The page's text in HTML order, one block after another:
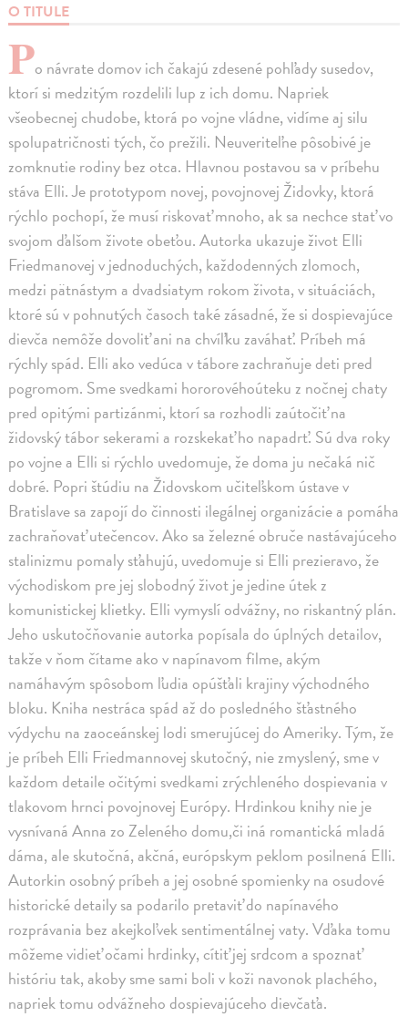
O TITULE
Po návrate domov ich čakajú zdesené pohľady susedov,
ktorí si medzitým rozdelili lup z ich domu. Napriek
všeobecnej chudobe, ktorá po vojne vládne, vidíme aj silu
spolupatričnosti tých, čo prežili. Neuveriteľne pôsobivé je
zomknutie rodiny bez otca. Hlavnou postavou sa v príbehu
stáva Elli. Je prototypom novej, povojnovej Židovky, ktorá
rýchlo pochopí, že musí riskovať mnoho, ak sa nechce stať vo
svojom ďalšom živote obeťou. Autorka ukazuje život Elli
Friedmanovej v jednoduchých, každodenných zlomoch,
medzi pätnástym a dvadsiatym rokom života, v situáciách,
ktoré sú v pohnutých časoch také zásadné, že si dospievajúce
dievča nemôže dovoliť ani na chvíľku zaváhať. Príbeh má
rýchly spád. Elli ako vedúca v tábore zachraňuje deti pred
pogromom. Sme svedkami hororovéhoúteku z nočnej chaty
pred opitými partizánmi, ktorí sa rozhodli zaútočiť na
židovský tábor sekerami a rozskekať ho napadrť. Sú dva roky
po vojne a Elli si rýchlo uvedomuje, že doma ju nečaká nič
dobré. Popri štúdiu na Židovskom učiteľskom ústave v
Bratislave sa zapojí do činnosti ilegálnej organizácie a pomáha
zachraňovať utečencov. Ako sa železné obruče nastávajúceho
stalinizmu pomaly sťahujú, uvedomuje si Elli prezieravo, že
východiskom pre jej slobodný život je jedine útek z
komunistickej klietky. Elli vymyslí odvážny, no riskantný plán.
Jeho uskutočňovanie autorka popísala do úplných detailov,
takže v ňom čítame ako v napínavom filme, akým
namáhavým spôsobom ľudia opúšťali krajiny východného
bloku. Kniha nestráca spád až do posledného šťastného
výdychu na zaoceánskej lodi smerujúcej do Ameriky. Tým, že
je príbeh Elli Friedmannovej skutočný, nie zmyslený, sme v
každom detaile očitými svedkami zrýchleného dospievania v
tlakovom hrnci povojnovej Európy. Hrdinkou knihy nie je
vysnívaná Anna zo Zeleného domu,či iná romantická mladá
dáma, ale skutočná, akčná, európskym peklom posilnená Elli.
Autorkin osobný príbeh a jej osobné spomienky na osudové
historické detaily sa podarilo pretaviť do napínavého
rozprávania bez akejkoľvek sentimentálnej vaty. Vďaka tomu
môžeme vidieť očami hrdinky, cítiť jej srdcom a spoznať
históriu tak, akoby sme sami boli v koži navonok plachého,
napriek tomu odvážneho dospievajúceho dievčaťa.